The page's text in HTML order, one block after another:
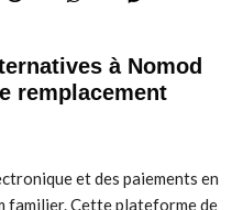
à Nomod
remplacement
et des paiements en
familier. Cette plateforme de